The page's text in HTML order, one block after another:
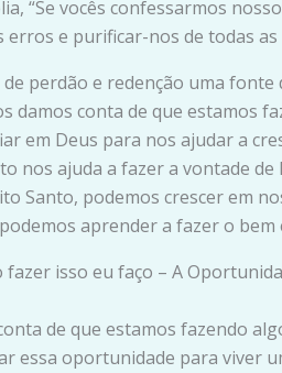
“Se vocês confessarmos
e purificar-nos de todas as
perdão e redenção uma
damos conta de que estamos
em Deus para nos ajudar a
nos ajuda a fazer a vontade de
Santo, podemos crescer em
aprender a fazer o bem
isso eu faço – A
de que estamos fazendo
essa oportunidade para viver